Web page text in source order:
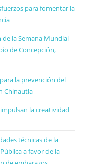
para fomentar la
la Semana Mundial
de Concepción,
la prevención del
Chinautla
la creatividad
técnicas de la
a favor de la